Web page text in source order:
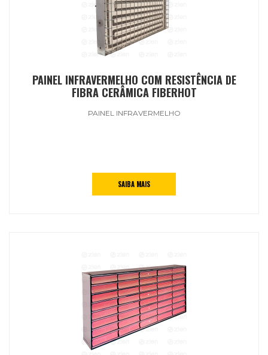
PAINEL INFRAVERMELHO COM RESISTÊNCIA DE
FIBRA CERÂMICA FIBERHOT
PAINEL INFRAVERMELHO
SAIBA MAIS